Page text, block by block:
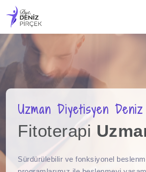
Uzman Diyetisyen
Fitoterapi
Sürdürülebilir ve fonksiyonel